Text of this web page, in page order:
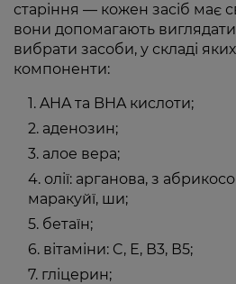
старіння — кожен засіб має
вони допомагають
вибрати засоби, у складі яких
компоненти:
AHA та BHA кислоти;
аденозин;
алое вера;
олії: арганова, з
маракуйї, ши;
бетаїн;
вітаміни: C, Е, В3, В5;
гліцерин;